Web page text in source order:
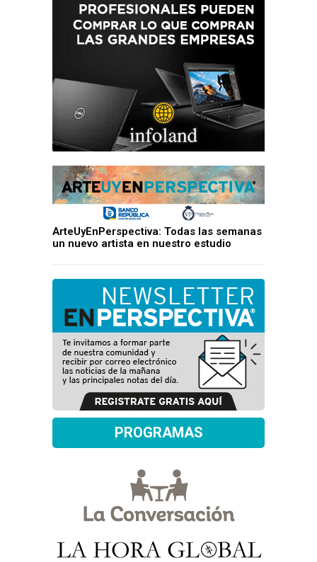
ArteUyEnPerspectiva: Todas las semanas
un nuevo artista en nuestro estudio
PROGRAMAS